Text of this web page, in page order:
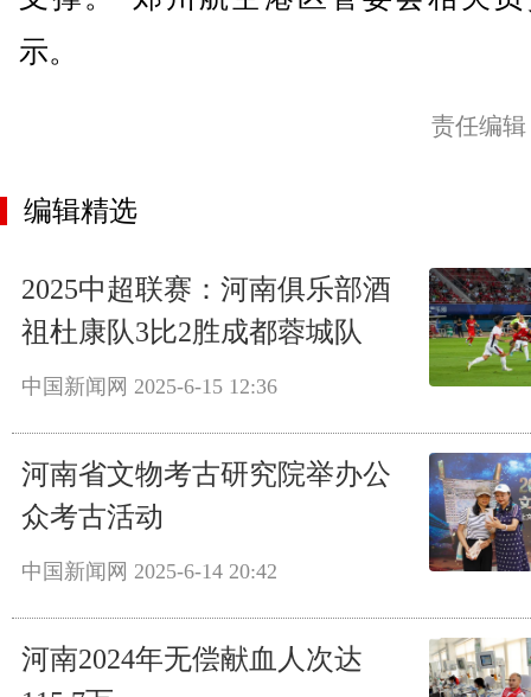
示。
责任编
编辑精选
2025中超联赛：河南俱乐部酒
祖杜康队3比2胜成都蓉城队
中国新闻网 2025-6-15 12:36
河南省文物考古研究院举办公
众考古活动
中国新闻网 2025-6-14 20:42
河南2024年无偿献血人次达